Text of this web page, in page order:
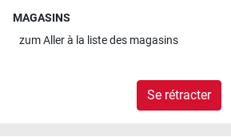
MAGASINS
zumAller à la liste des magasins
Se rétracter